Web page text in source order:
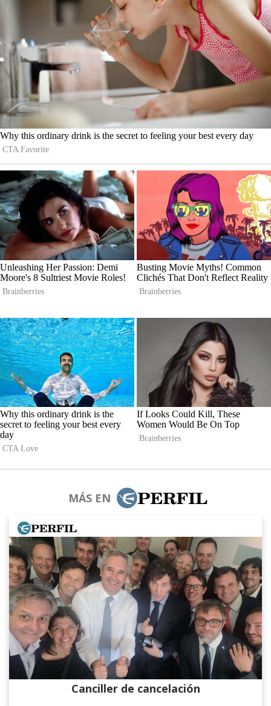
MÁS EN
Canciller de cancelación